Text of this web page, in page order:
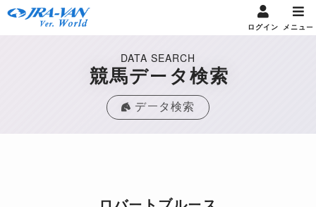
ログイン メニュー
DATA SEARCH
競馬データ検索
データ検索